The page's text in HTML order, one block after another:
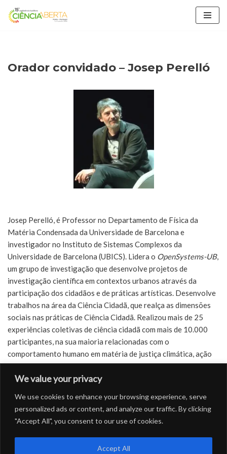
We value your privacy
We use cookies to enhance your browsing experience, serve
personalized ads or content, and analyze our traffic. By clicking
"Accept All", you consent to our use of cookies.
Accept All
conteúdo
Orador convidado – Josep Perelló
Josep Perelló, é Professor no Departamento de Física da
Matéria Condensada da Universidade de Barcelona e
investigador no Instituto de Sistemas Complexos da
Universidade de Barcelona (UBICS). Lidera o OpenSystems-UB,
um grupo de investigação que desenvolve projetos de
investigação científica em contextos urbanos através da
participação dos cidadãos e de práticas artísticas. Desenvolve
trabalhos na área da Ciência Cidadã, que realça as dimensões
sociais nas práticas de Ciência Cidadã. Realizou mais de 25
experiências coletivas de ciência cidadã com mais de 10.000
participantes, na sua maioria relacionadas com o
comportamento humano em matéria de justiça climática, ação
climática, qualidade do ar, calor urbano, habitação, violências
de género, mobilidade pedonal e saúde mental. Fundou também
Câmara Municipal de Barcelona. Recebeu recentemente o
Prémio da UE para a Ciência Cidadã 2024, na categoria
comunidades digitais, no âmbito doCoAct for Mental Health